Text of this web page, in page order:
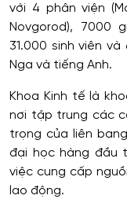
với 4 phân viện
Novgorod), 7000
31.000 sinh viên
Nga và tiếng Anh.
Khoa Kinh tế là
nơi tập trung các
trọng của liên
đại học hàng đầu
việc cung cấp
lao động.